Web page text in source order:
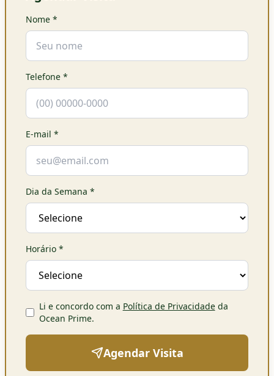
Nome *
Telefone *
E-mail *
Dia da Semana *
Horário *
Li e concordo com a Política de Privacidadeda
Ocean Prime.
Agendar Visita